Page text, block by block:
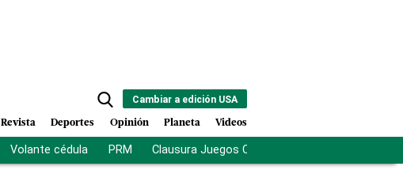
Cambiar a edición USA
Revista Deportes Opinión Planeta Videos
Volante cédula PRM Clausura Juegos Centroamericanos